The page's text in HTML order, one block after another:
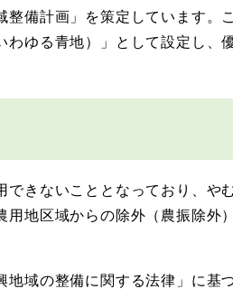
備計画」を策定しています。こ
わゆる青地）」として設定し、
きないこととなっており、や
地区域からの除外（農振除外）
域の整備に関する法律」に基